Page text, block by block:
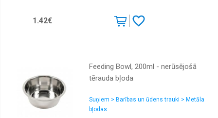
1.42€
Feeding Bowl, 200ml - nerūsējošā
tērauda bļoda
Suņiem > Barības un ūdens trauki > Metāla
bļodas